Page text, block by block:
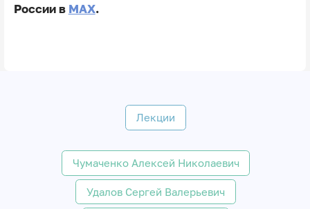
России в MAX.
Лекции
Чумаченко Алексей Николаевич
Удалов Сергей Валерьевич